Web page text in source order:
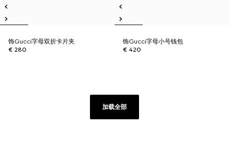
饰Gucci字母双折卡片夹
€ 280
饰Gucci字母小号钱包
€ 420
加载全部